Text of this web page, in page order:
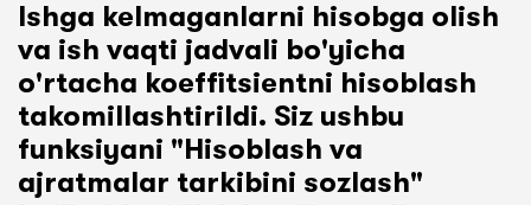
Ishga kelmaganlarni hisobga olish
va ish vaqti jadvali bo'yicha
o'rtacha koeffitsientni hisoblash
takomillashtirildi. Siz ushbu
funksiyani "Hisoblash va
ajratmalar tarkibini sozlash"